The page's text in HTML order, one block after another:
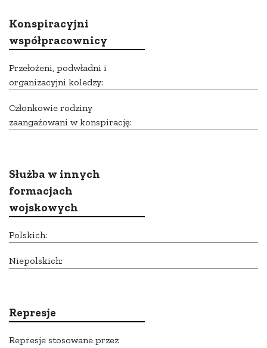
Konspiracyjni
współpracownicy
Przełożeni, podwładni i
organizacyjni koledzy:
Członkowie rodziny
zaangażowani w konspirację:
Służba w innych
formacjach
wojskowych
Polskich:
Niepolskich:
Represje
Represje stosowane przez